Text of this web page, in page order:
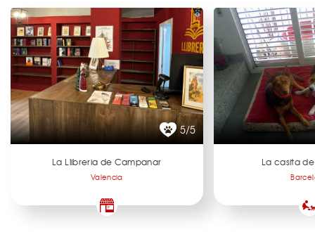
5/5
La Llibreria de Campanar
Valencia
La casita